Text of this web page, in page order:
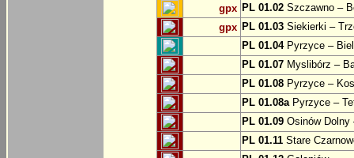
gpx PL 01.02 Szczawno –
gpx PL 01.03 Siekierki –
PL 01.04Pyrzyce –
PL 01.07 Myslibórz –
PL 01.08 Pyrzyce –
PL 01.08aPyrzyce –
PL 01.09 Osinów Dolny
PL 01.11 Stare